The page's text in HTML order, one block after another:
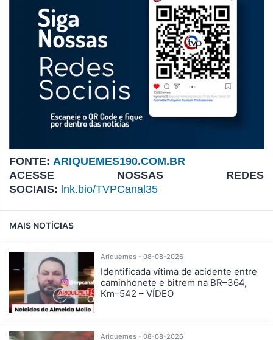
FONTE: ARIQUEMES190.COM.BR
ACESSE NOSSAS REDES
SOCIAIS: lnk.bio/TVPCanal35
MAIS NOTÍCIAS
Ariquemes - 08-08-2026
Identificada vítima de acidente entre
caminhonete e bitrem na BR–364,
Km–542 – VÍDEO
Ariquemes - 08-08-2026